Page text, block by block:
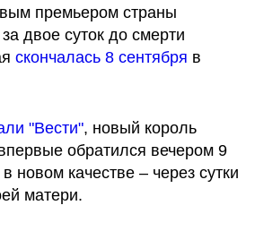
премьером страны
двое суток до смерти
скончалась 8 сентября в
"Вести", новый король
обратился вечером 9
новом качестве – через сутки
матери.